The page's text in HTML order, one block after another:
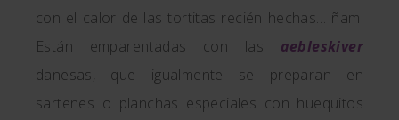
con el calor de las tortitas recién hechas… ñam.
Están emparentadas con las aebleskiver
danesas, que igualmente se preparan en
sartenes o planchas especiales con huequitos